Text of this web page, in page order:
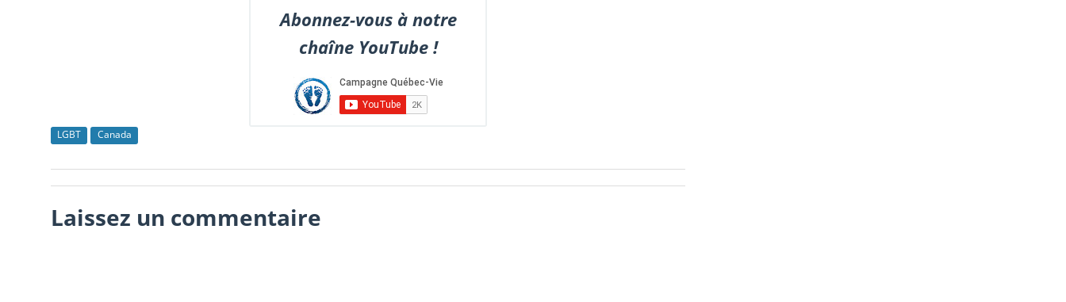
Abonnez-vous à notre
chaîne YouTube !
LGBT Canada
Laissez un commentaire